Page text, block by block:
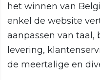
het winnen van
enkel de website
aanpassen van taal,
levering,
de meertalige en